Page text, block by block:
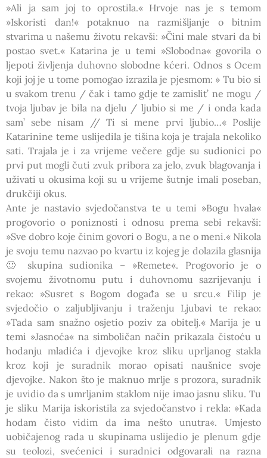
»Ali ja sam joj to oprostila.« Hrvoje nas je s temom
»Iskoristi dan!« potaknuo na razmišljanje o bitnim
stvarima u našemu životu rekavši: »Čini male stvari da bi
postao svet.« Katarina je u temi »Slobodna« govorila o
ljepoti življenja duhovno slobodne kćeri. Odnos s Ocem
koji joj je u tome pomogao izrazila je pjesmom: » Tu bio si
u svakom trenu / čak i tamo gdje te zamislit’ ne mogu /
tvoja ljubav je bila na djelu / ljubio si me / i onda kada
sam’ sebe nisam // Ti si mene prvi ljubio…« Poslije
Katarinine teme uslijedila je tišina koja je trajala nekoliko
sati. Trajala je i za vrijeme večere gdje su sudionici po
prvi put mogli čuti zvuk pribora za jelo, zvuk blagovanja i
uživati u okusima koji su u vrijeme šutnje imali poseban,
drukčiji okus.
Ante je nastavio svjedočanstva te u temi »Bogu hvala«
progovorio o poniznosti i odnosu prema sebi rekavši:
»Sve dobro koje činim govori o Bogu, a ne o meni.« Nikola
je svoju temu nazvao po kvartu iz kojeg je dolazila glasnija
🙂 skupina sudionika – »Remete«. Progovorio je o
svojemu životnomu putu i duhovnomu sazrijevanju i
rekao: »Susret s Bogom događa se u srcu.« Filip je
svjedočio o zaljubljivanju i traženju Ljubavi te rekao:
»Tada sam snažno osjetio poziv za obitelj.« Marija je u
temi »Jasnoća« na simboličan način prikazala čistoću u
hodanju mladića i djevojke kroz sliku uprljanog stakla
kroz koji je suradnik morao opisati naušnice svoje
djevojke. Nakon što je maknuo mrlje s prozora, suradnik
je uvidio da s umrljanim staklom nije imao jasnu sliku. Tu
je sliku Marija iskoristila za svjedočanstvo i rekla: »Kada
hodam čisto vidim da ima nešto unutra«. Umjesto
uobičajenog rada u skupinama uslijedio je plenum gdje
su teolozi, svećenici i suradnici odgovarali na razna